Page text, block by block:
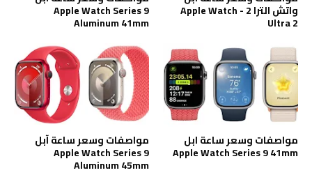
واتش الترا 2 - Apple Watch
Ultra 2
Apple Watch Series 9
Aluminum 41mm
مواصفات وسعر ساعة ابل
Apple Watch Series 9 41mm
مواصفات وسعر ساعة آبل
Apple Watch Series 9
Aluminum 45mm